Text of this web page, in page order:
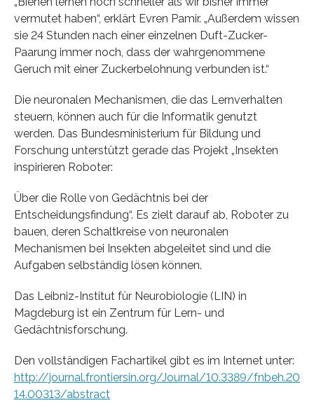
vermutet haben“, erklärt Evren Pamir. „Außerdem wissen
sie 24 Stunden nach einer einzelnen Duft-Zucker-
Paarung immer noch, dass der wahrgenommene
Geruch mit einer Zuckerbelohnung verbunden ist.“
Die neuronalen Mechanismen, die das Lernverhalten
steuern, können auch für die Informatik genutzt
werden. Das Bundesministerium für Bildung und
Forschung unterstützt gerade das Projekt „Insekten
inspirieren Roboter:
Über die Rolle von Gedächtnis bei der
Entscheidungsfindung“. Es zielt darauf ab, Roboter zu
bauen, deren Schaltkreise von neuronalen
Mechanismen bei Insekten abgeleitet sind und die
Aufgaben selbständig lösen können.
Das Leibniz-Institut für Neurobiologie (LIN) in
Magdeburg ist ein Zentrum für Lern- und
Gedächtnisforschung.
Den vollständigen Fachartikel gibt es im Internet unter:
http://journal.frontiersin.org/Journal/10.3389/fnbeh.20
14.00313/abstract